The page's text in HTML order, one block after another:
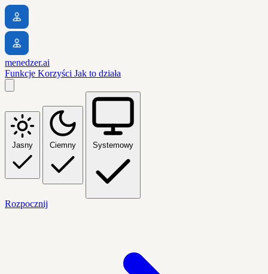
menedzer.ai
Funkcje Korzyści Jak to działa
Jasny Ciemny Systemowy
Rozpocznij